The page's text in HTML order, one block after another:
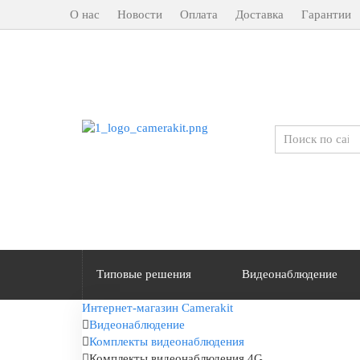
О нас Новости Оплата Доставка Гарантии
Типовые решения Видеонаблюдение
Интернет-магазин Camerakit
Видеонаблюдение
Комплекты видеонаблюдения